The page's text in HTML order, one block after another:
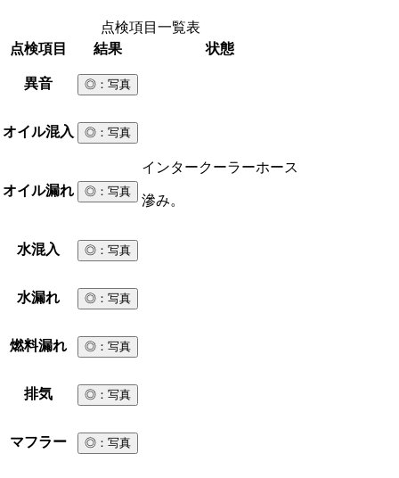
点検項目一覧表
点検項目
結果 状態
異音 ◎ ：写真
オイル混入 ◎ ：写真
オイル漏れ ◎ ：写真
インタークーラーホース
滲み。
水混入 ◎ ：写真
水漏れ ◎ ：写真
燃料漏れ ◎ ：写真
排気 ◎ ：写真
マフラー ◎ ：写真